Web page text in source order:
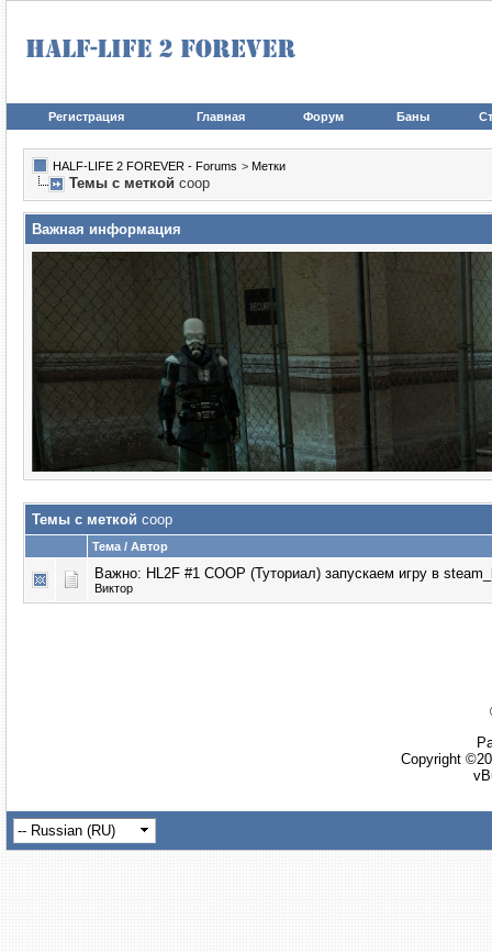
Регистрация Главная Форум Баны
HALF-LIFE 2 FOREVER - Forums > Метки
Темы с меткой coop
Важная информация
Темы с меткой coop
Тема / Автор
Важно: HL2F #1 COOP (Туториал) запускаем игру в
Виктор
Copyright